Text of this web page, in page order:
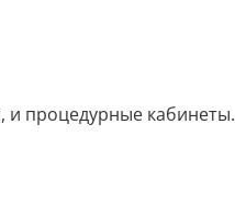
и процедурные кабинеты.